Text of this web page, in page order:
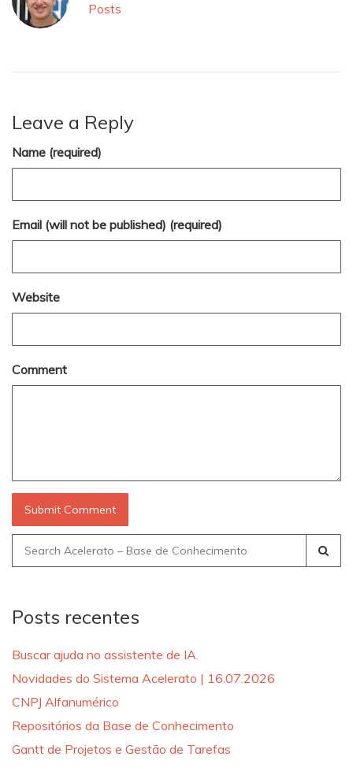
Posts
Leave a Reply
Name (required)
Email (will not be published) (required)
Website
Comment
Search
for:
Posts recentes
Buscar ajuda no assistente de IA.
Novidades do Sistema Acelerato | 16.07.2026
CNPJ Alfanumérico
Repositórios da Base de Conhecimento
Gantt de Projetos e Gestão de Tarefas